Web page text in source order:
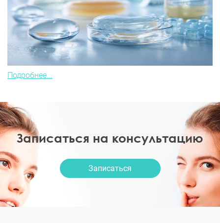
Подробнее...
Записаться на консультацию
Записаться